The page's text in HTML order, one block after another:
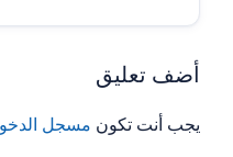
أضف تعليق
يجب أنت تكون مسجل